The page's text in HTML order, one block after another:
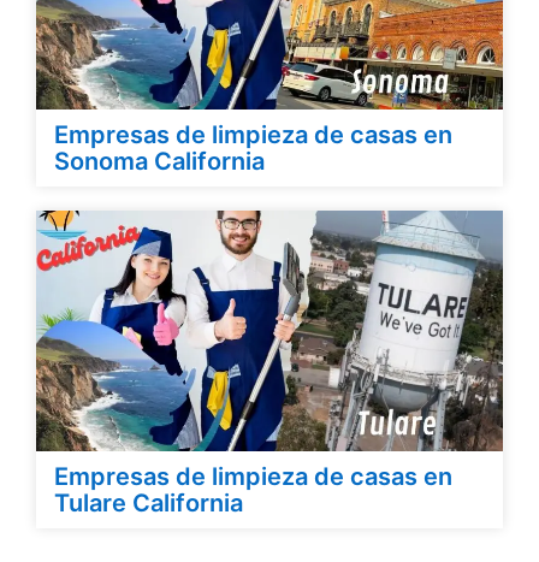
Empresas de limpieza de casas en
Sonoma California
Empresas de limpieza de casas en
Tulare California